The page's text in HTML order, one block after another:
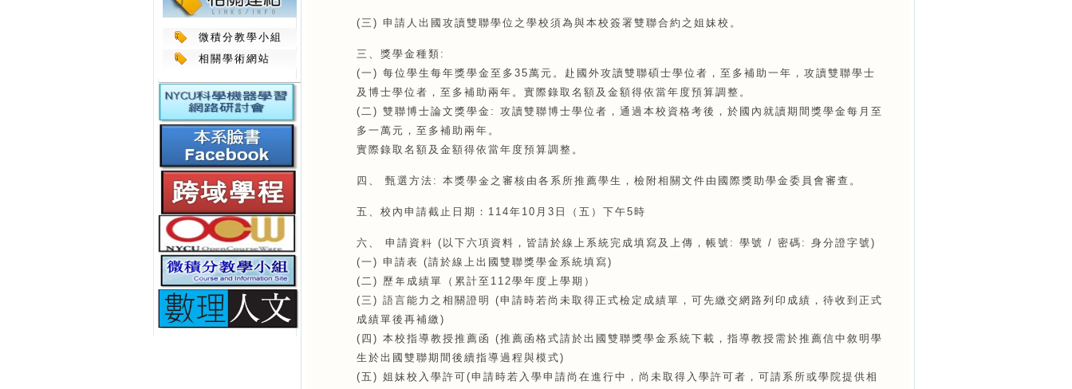
微積分教學小組
相關學術網站
(三) 申請人出國攻讀雙聯學位之學校須為與本校簽署雙聯合約之姐妹校。
三、獎學金種類:
(一) 每位學生每年獎學金至多35萬元。赴國外攻讀雙聯碩士學位者，至多補助一年，攻讀雙聯學士
及博士學位者，至多補助兩年。實際錄取名額及金額得依當年度預算調整。
(二) 雙聯博士論文獎學金: 攻讀雙聯博士學位者，通過本校資格考後，於國內就讀期間獎學金每月至
多一萬元，至多補助兩年。
實際錄取名額及金額得依當年度預算調整。
四、 甄選方法: 本獎學金之審核由各系所推薦學生，檢附相關文件由國際獎助學金委員會審查。
五、校內申請截止日期：114年10月3日（五）下午5時
六、 申請資料 (以下六項資料，皆請於線上系統完成填寫及上傳，帳號: 學號 / 密碼: 身分證字號)
(一) 申請表 (請於線上出國雙聯獎學金系統填寫)
(二) 歷年成績單（累計至112學年度上學期）
(三) 語言能力之相關證明 (申請時若尚未取得正式檢定成績單，可先繳交網路列印成績，待收到正式
成績單後再補繳)
(四) 本校指導教授推薦函 (推薦函格式請於出國雙聯獎學金系統下載，指導教授需於推薦信中敘明學
生於出國雙聯期間後續指導過程與模式)
(五) 姐妹校入學許可(申請時若入學申請尚在進行中，尚未取得入學許可者，可請系所或學院提供相